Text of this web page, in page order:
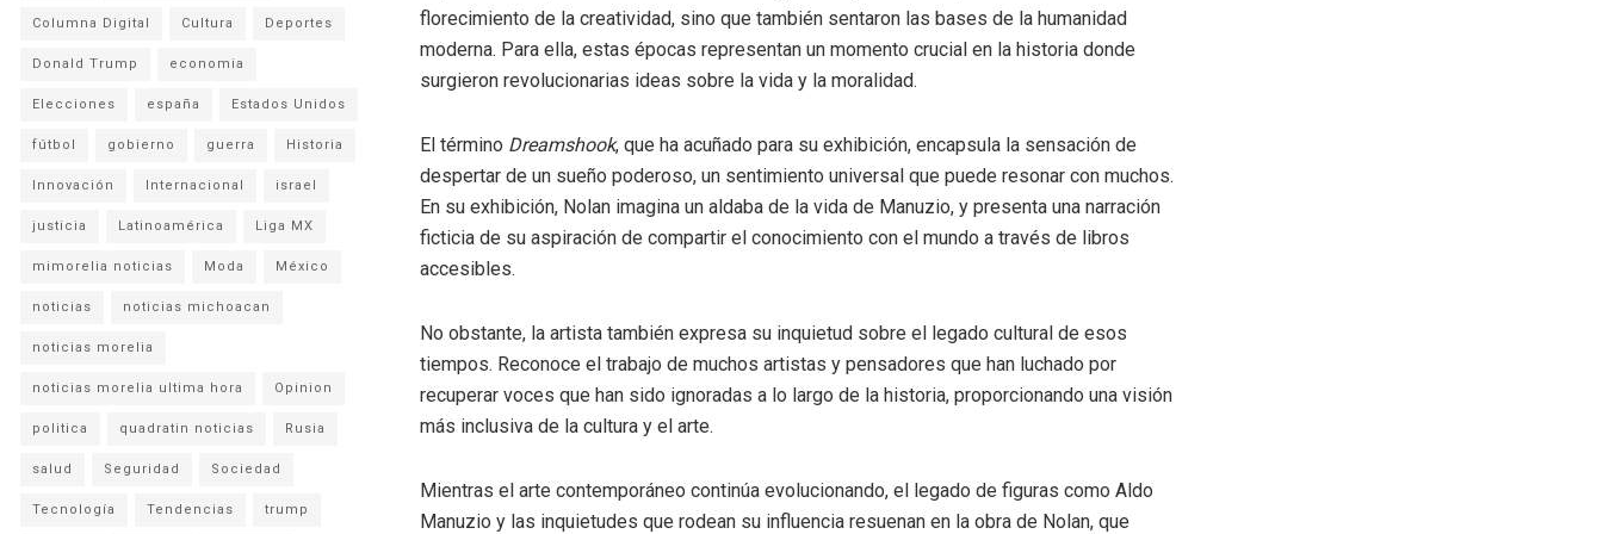
florecimiento de la creatividad, sino que también sentaron las bases de la humanidad
moderna. Para ella, estas épocas representan un momento crucial en la historia donde
surgieron revolucionarias ideas sobre la vida y la moralidad.
El término Dreamshook, que ha acuñado para su exhibición, encapsula la sensación de
despertar de un sueño poderoso, un sentimiento universal que puede resonar con muchos.
En su exhibición, Nolan imagina un aldaba de la vida de Manuzio, y presenta una narración
ficticia de su aspiración de compartir el conocimiento con el mundo a través de libros
accesibles.
No obstante, la artista también expresa su inquietud sobre el legado cultural de esos
tiempos. Reconoce el trabajo de muchos artistas y pensadores que han luchado por
recuperar voces que han sido ignoradas a lo largo de la historia, proporcionando una visión
más inclusiva de la cultura y el arte.
Mientras el arte contemporáneo continúa evolucionando, el legado de figuras como Aldo
Manuzio y las inquietudes que rodean su influencia resuenan en la obra de Nolan, que
Columna Digital Cultura Deportes
Donald Trump economia
Elecciones españa Estados Unidos
fútbol gobierno guerra Historia
Innovación Internacional israel
justicia Latinoamérica Liga MX
mimorelia noticias Moda México
noticias noticias michoacan
noticias morelia
noticias morelia ultima hora Opinion
politica quadratin noticias Rusia
salud Seguridad Sociedad
Tecnología Tendencias trump